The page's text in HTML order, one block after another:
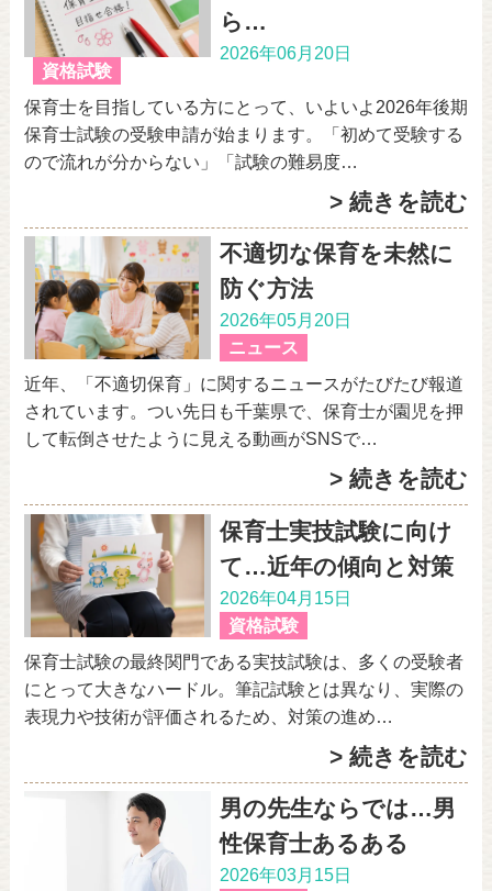
ら…
2026年06月20日
資格試験
保育士を目指している方にとって、いよいよ2026年後期
保育士試験の受験申請が始まります。「初めて受験する
ので流れが分からない」「試験の難易度…
> 続きを読む
不適切な保育を未然に
防ぐ方法
2026年05月20日
ニュース
近年、「不適切保育」に関するニュースがたびたび報道
されています。つい先日も千葉県で、保育士が園児を押
して転倒させたように見える動画がSNSで…
> 続きを読む
保育士実技試験に向け
て…近年の傾向と対策
2026年04月15日
資格試験
保育士試験の最終関門である実技試験は、多くの受験者
にとって大きなハードル。筆記試験とは異なり、実際の
表現力や技術が評価されるため、対策の進め…
> 続きを読む
男の先生ならでは…男
性保育士あるある
2026年03月15日